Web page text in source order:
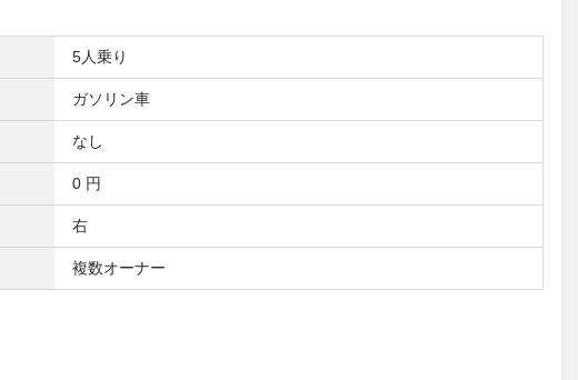
5人乗り
ガソリン車
なし
0 円
右
複数オーナー